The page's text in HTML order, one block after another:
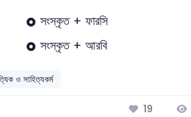
সংস্কৃত + ফারসি
সংস্কৃত + আরবি
ও সাহিত্যকর্ম
19